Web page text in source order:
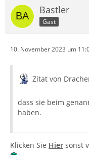
Bastler
Gast
10. November 2023 um
Zitat von
dass sie beim
haben.
Klicken Sie Hier sonst